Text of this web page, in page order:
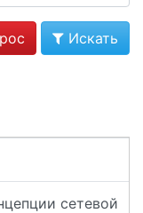
Искать
сетевой